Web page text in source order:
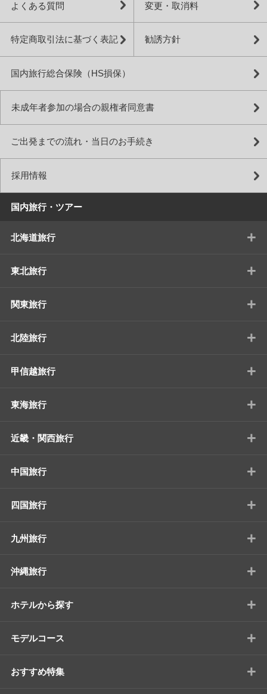
よくある質問 変更・取消料
特定商取引法に基づく表記 勧誘方針
国内旅行総合保険（HS損保）
未成年者参加の場合の親権者同意書
ご出発までの流れ・当日のお手続き
採用情報
国内旅行・ツアー
北海道旅行 +
東北旅行 +
関東旅行 +
北陸旅行 +
甲信越旅行 +
東海旅行 +
近畿・関西旅行 +
中国旅行 +
四国旅行 +
九州旅行 +
沖縄旅行 +
ホテルから探す +
モデルコース +
おすすめ特集 +